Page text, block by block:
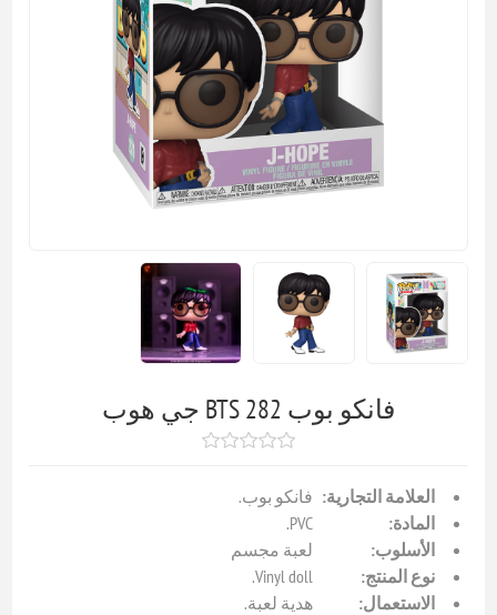
فانكو بوب BTS 282 جي هوب
العلامة التجارية: فانكو بوب.
المادة:
PVC.
الأسلوب:
لعبة مجسم
نوع المنتج:
Vinyl doll.
الاستعمال:
هدية لعبة.